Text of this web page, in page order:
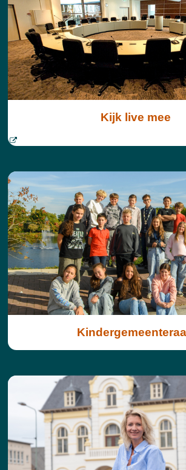
Kijk live mee